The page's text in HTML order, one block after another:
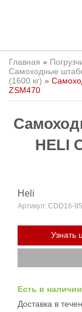
Главная »
Самоходные
(1600 кг) »
ZSM470
HELI
Heli
Артикул: CDD16-
Узнать
Есть в наличии
Доставка в